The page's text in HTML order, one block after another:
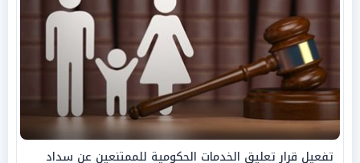
تفعيل قرار تعليق الخدمات الحكومية للممتنعين عن سداد